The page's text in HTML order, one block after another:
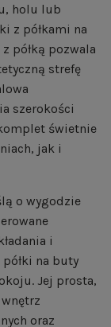
holu lub
z półkami na
półką pozwala
strefę
szerokości
świetnie
jak i
o wygodzie
i
na buty
Jej prosta,
oraz